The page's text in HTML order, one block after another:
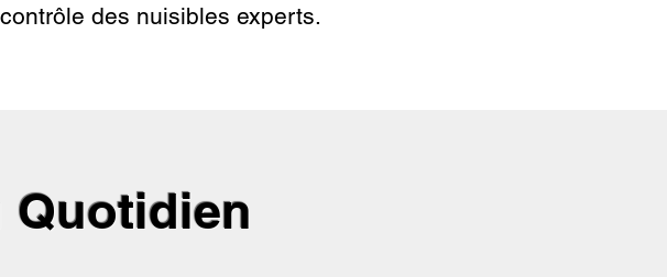
des nuisibles experts.
Quotidien